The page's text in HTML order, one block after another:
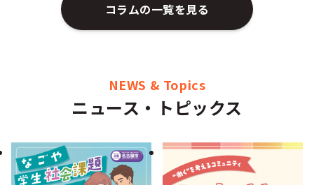
コラムの一覧を見る
NEWS & Topics
ニュース・トピックス